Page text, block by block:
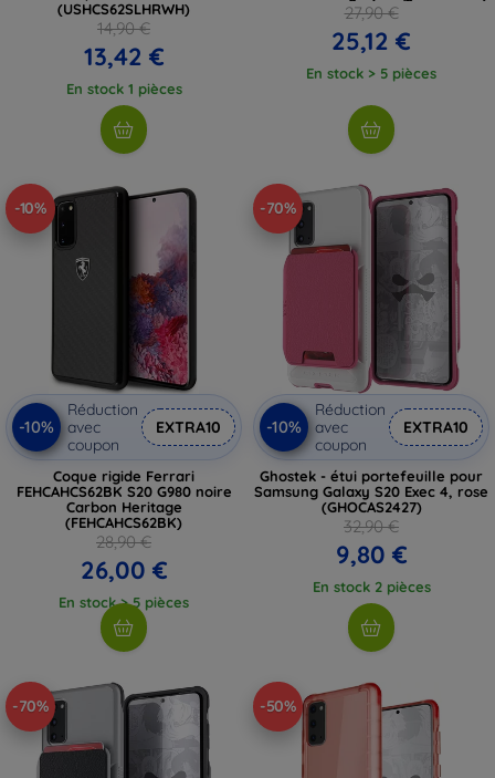
(USHCS62SLHRWH)
14,90 €
13,42 €
En stock 1 pièces
27,90 €
25,12 €
En stock > 5 pièces
-10%
-10%
Réduction
avec
coupon
EXTRA10
Coque rigide Ferrari
FEHCAHCS62BK S20 G980 noire
Carbon Heritage
(FEHCAHCS62BK)
28,90 €
26,00 €
En stock > 5 pièces
-70%
-10%
Réduction
avec
coupon
EXTRA10
Ghostek - étui portefeuille pour
Samsung Galaxy S20 Exec 4, rose
(GHOCAS2427)
32,90 €
9,80 €
En stock 2 pièces
-70% -50%